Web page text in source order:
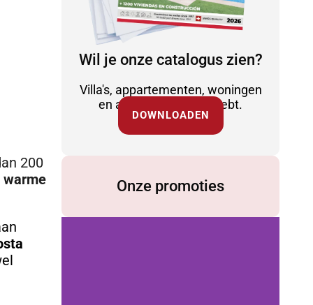
Wil je onze catalogus zien?
Villa's, appartementen, woningen
en alles wat je nodig hebt.
DOWNLOADEN
Onze promoties
200